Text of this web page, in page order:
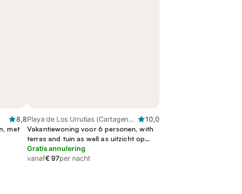
8,8
met
Playa de Los Urrutias (Cartagena),
Cartagena
10,0
Vakantiewoning voor 6 personen, with
terras and tuin as well as uitzicht op
zee, kindvriendelijk
Gratis annulering
vanaf€ 97per nacht